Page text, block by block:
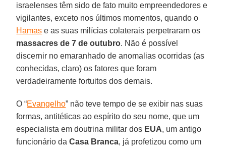
israelenses têm sido de fato muito empreendedores e
vigilantes, exceto nos últimos momentos, quando o
Hamas e as suas milícias colaterais perpetraram os
massacres de 7 de outubro. Não é possível
discernir no emaranhado de anomalias ocorridas (as
conhecidas, claro) os fatores que foram
verdadeiramente fortuitos dos demais.
O “Evangelho” não teve tempo de se exibir nas suas
formas, antitéticas ao espírito do seu nome, que um
especialista em doutrina militar dos EUA, um antigo
funcionário daCasa Branca, já profetizou como um